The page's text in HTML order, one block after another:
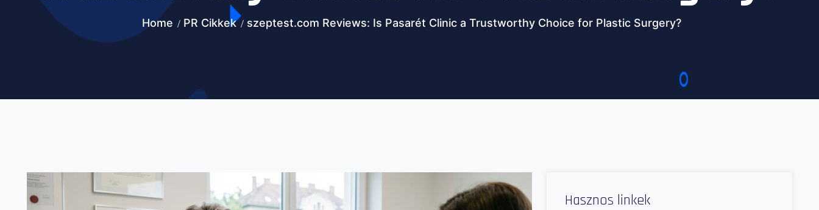
Home PR Cikkek szeptest.com Reviews: Is Pasarét Clinic a Trustworthy Choice for Plastic Surgery?
Hasznos linkek